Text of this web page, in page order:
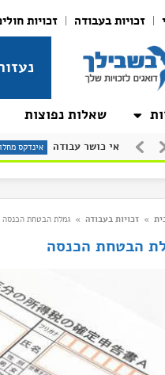
זכויות בעבודה זכויות
שאלות נפוצות
אי כושר אינדקס מחלות
» זכויות בעבודה » גמלת הבטחת הכנסה
הבטחת הכנסה